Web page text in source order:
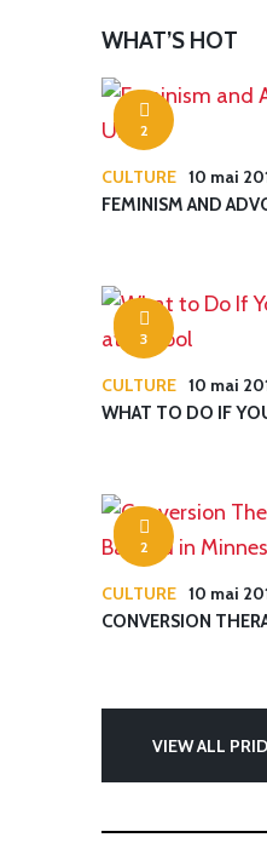
WHAT’S HOT
CULTURE
2
10 mai
FEMINISM AND
CULTURE
3
10 mai
WHAT TO DO IF
CULTURE
2
10 mai
CONVERSION
VIEW ALL